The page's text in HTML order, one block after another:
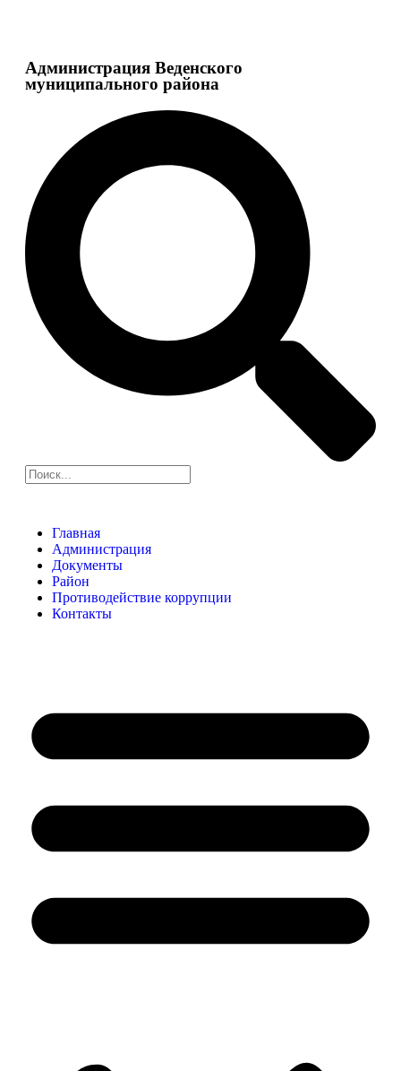
Администрация Веденского
муниципального района
Главная
Администрация
Документы
Район
Противодействие коррупции
Контакты